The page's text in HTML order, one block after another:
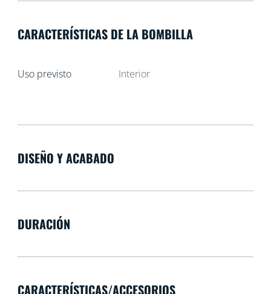
CARACTERÍSTICAS DE LA BOMBILLA
Uso previsto Interior
DISEÑO Y ACABADO
DURACIÓN
CARACTERÍSTICAS/ACCESORIOS